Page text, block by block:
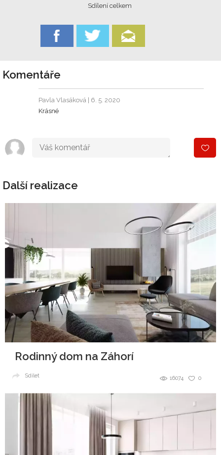
Sdílení celkem
Komentáře
Pavla Vlasáková | 6. 5. 2020
Krásné
Další realizace
Rodinný dom na Záhorí
0
16074
Sdílet